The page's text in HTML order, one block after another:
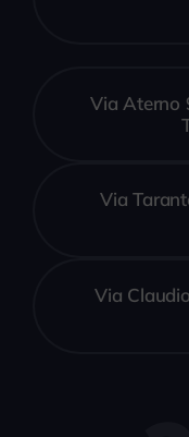
Via Aterno
Via
Via